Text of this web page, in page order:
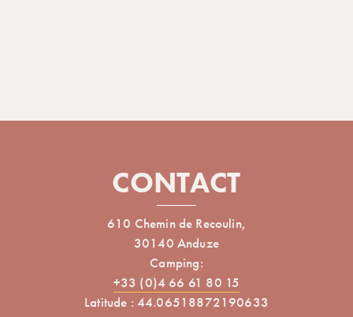
CONTACT
610 Chemin de Recoulin,
30140 Anduze
Camping:
+33 (0)4 66 61 80 15
Latitude : 44.06518872190633